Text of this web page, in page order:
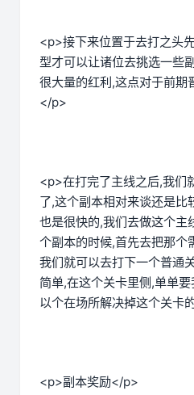
<p>接下来位置于去打之头
型才可以让诸位去挑选一些
很大量的红利,这点对于前期
</p>
<p>在打完了主线之后,我们
了,这个副本相对来谈还是比
也是很快的,我们去做这个主
个副本的时候,首先去把那个
我们就可以去打下一个普通
简单,在这个关卡里侧,单单
以个在场所解决掉这个关卡
<p>副本奖励</p>